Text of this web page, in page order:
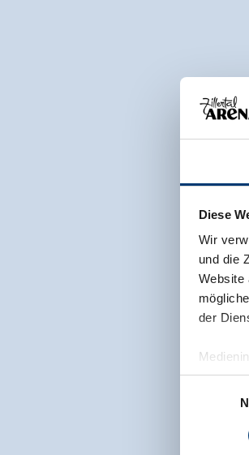
Diese
Wir
und die
Website
der
Zeller
Rohr